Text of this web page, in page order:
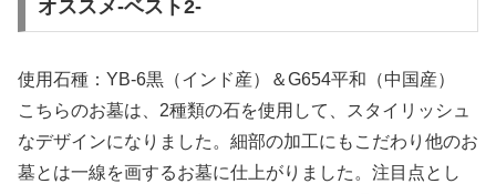
オススメ-ベスト2-
使用石種：YB-6黒（インド産）＆G654平和（中国産）
こちらのお墓は、2種類の石を使用して、スタイリッシュ
なデザインになりました。細部の加工にもこだわり他のお
墓とは一線を画するお墓に仕上がりました。注目点とし